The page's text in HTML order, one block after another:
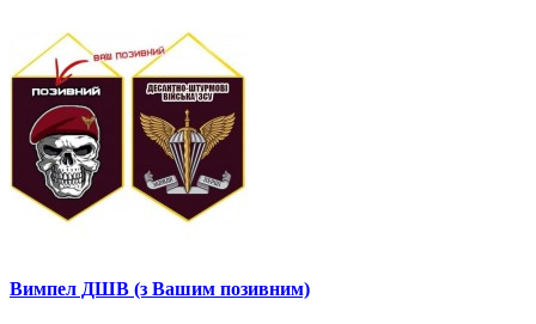
Вимпел ДШВ (з Вашим позивним)